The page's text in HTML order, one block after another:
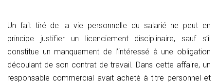
Un fait tiré de la vie personnelle du salarié ne peut en
principe justifier un licenciement disciplinaire, sauf s’il
constitue un manquement de l’intéressé à une obligation
découlant de son contrat de travail. Dans cette affaire, un
responsable commercial avait acheté à titre personnel et